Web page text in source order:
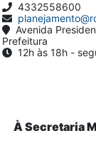
4332558600
Avenida
Prefeitura
12h às 18h -
À Secretaria